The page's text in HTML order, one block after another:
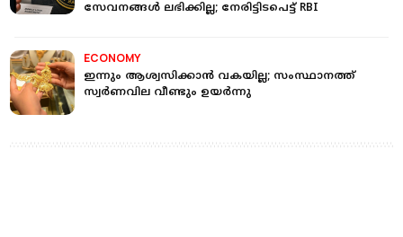
സേവനങ്ങൾ ലഭിക്കില്ല; നേരിട്ടിടപെട്ട് RBI
ECONOMY
ഇന്നും ആശ്വസിക്കാൻ വകയില്ല; സംസ്ഥാനത്ത്
സ്വർണവില വീണ്ടും ഉയർന്നു